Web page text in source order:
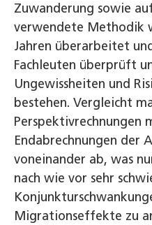
Zuwanderung sowie
verwendete Methodik
Jahren überarbeitet
Fachleuten überprüft
Ungewissheiten und
bestehen. Vergleicht
Perspektivrechnungen
Endabrechnungen der
voneinander ab, was
nach wie vor sehr
Migrationseffekte zu